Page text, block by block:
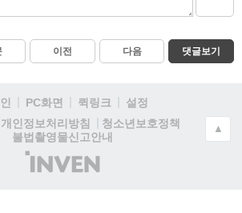
이전 다음 댓글보기
PC화면 퀵링크
설정
개인정보처리방침
청소년보호정책
불법촬영물신고안내
(주)
인
▲